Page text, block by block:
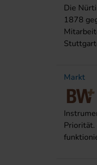
Die
1878
Markt
Priorität.